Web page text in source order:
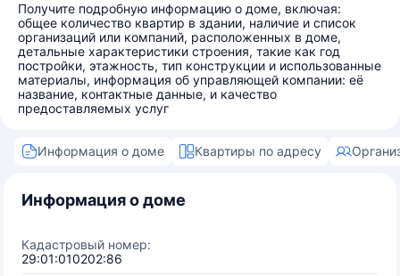
Получите подробную информацию о доме, включая:
общее количество квартир в здании, наличие и список
организаций или компаний, расположенных в доме,
детальные характеристики строения, такие как год
постройки, этажность, тип конструкции и использованные
материалы, информация об управляющей компании: её
название, контактные данные, и качество
предоставляемых услуг
Информация о доме Квартиры по адресу
Информация о доме
Кадастровый номер:
29:01:010202:86